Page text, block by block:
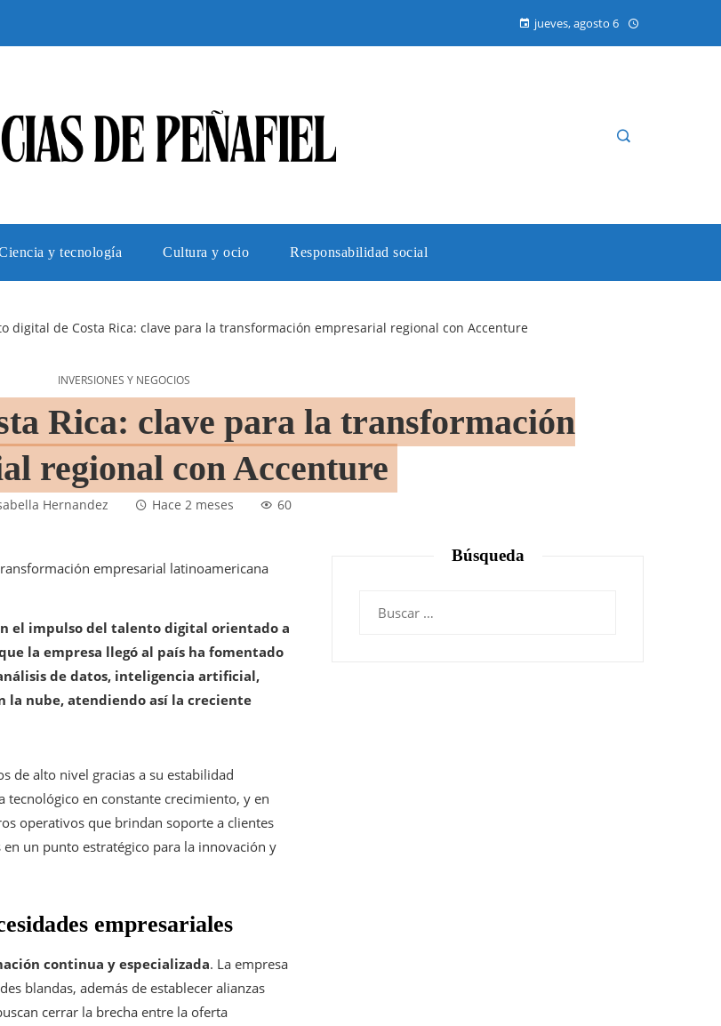
jueves, agosto 6
y tecnología Cultura y ocio Responsabilidad social
digital de Costa Rica: clave para la transformación empresarial regional con Accenture
INVERSIONES Y NEGOCIOS
Rica: clave para la transformación
regional con Accenture
Hernandez Hace 2 meses 60
el impulso del talento digital orientado a
la empresa llegó al país ha fomentado
de datos, inteligencia artificial,
la nube, atendiendo así la creciente
de alto nivel gracias a su estabilidad
en constante crecimiento, y en
operativos que brindan soporte a clientes
un punto estratégico para la innovación y
empresariales
continua y especializada. La empresa
blandas, además de establecer alianzas
cerrar la brecha entre la oferta
Búsqueda